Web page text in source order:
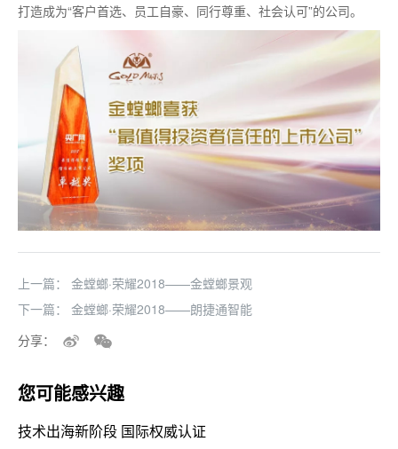
打造成为“客户首选、员工自豪、同行尊重、社会认可”的公司。
上一篇：
金螳螂·荣耀2018——金螳螂景观
下一篇：
金螳螂·荣耀2018——朗捷通智能
分享：
您可能感兴趣
技术出海新阶段 国际权威认证